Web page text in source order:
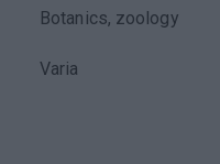
Botanics, zoology
Varia